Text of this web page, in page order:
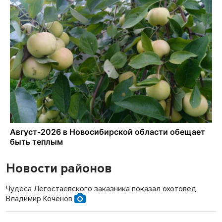
Новости районов
Чудеса Легостаевского заказника показал охотовед
Владимир Коченов